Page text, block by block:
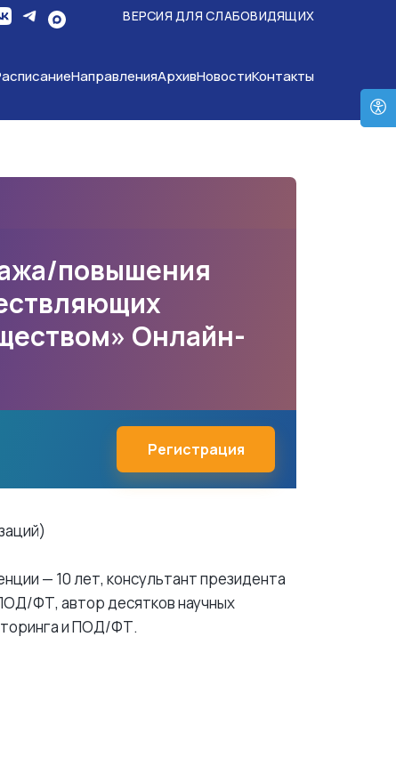
ВЕРСИЯ ДЛЯ СЛАБОВИДЯЩИХ
НаправленияАрхивНовостиКонтакты
повышения
Онлайн-
Регистрация
— 10 лет, консультант президента
ФТ, автор десятков научных
и ПОД/ФТ.